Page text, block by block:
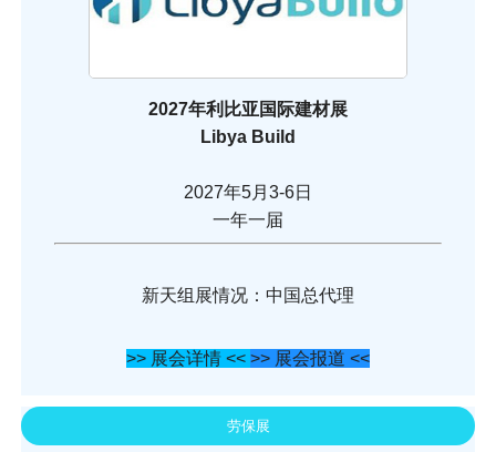
2027年利比亚国际建材展
Libya Build
2027年5月3-6日
一年一届
新天组展情况：中国总代理
>> 展会详情 << >> 展会报道 <<
劳保展